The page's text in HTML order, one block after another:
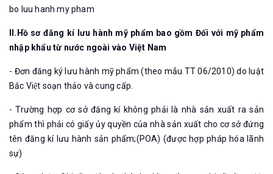
bo luu hanh my pham
II.Hồ sơ đăng kí lưu hành mỹ phẩm bao gồm Đối với mỹ phẩm
nhập khẩu từ nước ngoài vào Việt Nam
- Đơn đăng ký lưu hành mỹ phẩm (theo mẫu TT 06/2010) do luật
Bắc Việt soạn thảo và cung cấp.
- Trường hợp cơ sở đăng kí không phải là nhà sản xuất ra sản
phẩm thì phải có giấy ủy quyền của nhà sản xuất cho cơ sở đứng
tên đăng kí lưu hành sản phẩm;(POA) (được hợp pháp hóa lãnh
sự)